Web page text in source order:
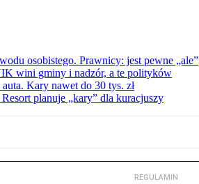
osobistego. Prawnicy: jest pewne „ale”
wini gminy i nadzór, a te polityków
Kary nawet do 30 tys. zł
planuje „kary” dla kuracjuszy
REGULAMIN